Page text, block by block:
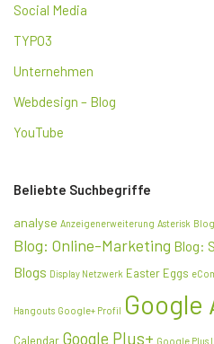
Social Media
TYPO3
Unternehmen
Webdesign – Blog
YouTube
Beliebte Suchbegriffe
analyse Anzeigenerweiterung Asterisk
Blog: Online-Marketing Blog:
Blogs Display Netzwerk Easter Eggs
Hangouts Google+ Profil Google
Calendar Google Plus+ Google Plus